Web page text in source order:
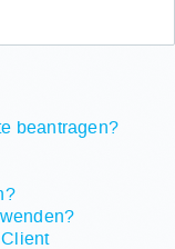
beantragen?